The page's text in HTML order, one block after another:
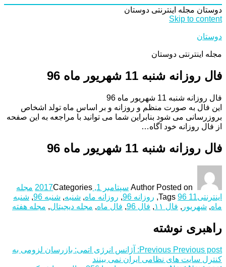
دوستان مجله اینترنتی دوستان
Skip to content
دوستان
مجله اینترنتی دوستان
فال روزانه شنبه 11 شهریور ماه 96
فال روزانه شنبه 11 شهریور ماه 96
این فال به صورت منظم و روزانه و بر اساس ماه تولد اشخاص
بروزرسانی می شود بنابراین شما می توانید با مراجعه به این صفحه
از فال روزانه خود اگاه…
فال روزانه شنبه 11 شهریور ماه 96
Author Posted on سپتامبر 1, 2017 Categories
مجله
اینترنتی
Tags 96 11
, روزانه 96 , روزانه ماه, شنبه, شنبه 96 , شنبه
ماه, شهریور , فال ۱۱ , فال 96 , فال ماه, مجله دیجیتال, مجله هفته
راهبری نوشته
Previous Previous post:
آژانس انرژی اتمی: بازرسان لزومی به
کنترل سایت های نظامی ایران نمی بینند